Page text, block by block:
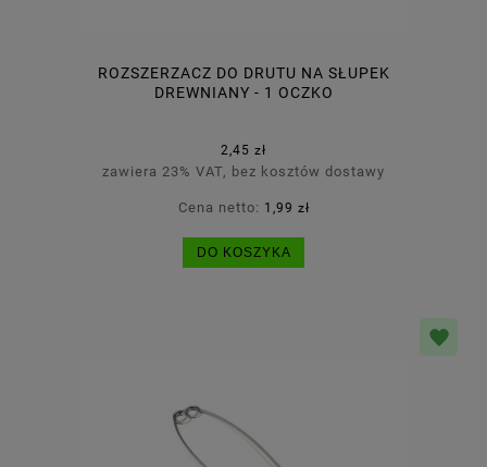
ROZSZERZACZ DO DRUTU NA SŁUPEK
DREWNIANY - 1 OCZKO
2,45 zł
zawiera 23% VAT, bez kosztów dostawy
Cena netto: 1,99 zł
DO KOSZYKA